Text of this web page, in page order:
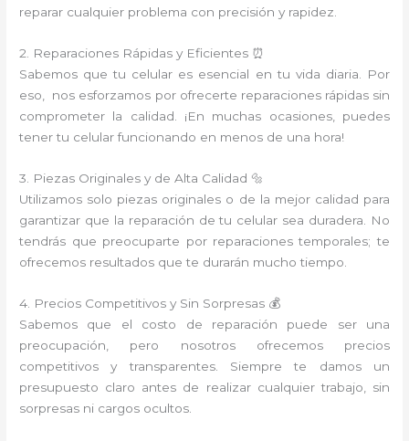
reparar cualquier problema con precisión y rapidez.
2. Reparaciones Rápidas y Eficientes ⏰
Sabemos que tu celular es esencial en tu vida diaria. Por
eso, nos esforzamos por ofrecerte reparaciones rápidas sin
comprometer la calidad. ¡En muchas ocasiones, puedes
tener tu celular funcionando en menos de una hora!
3. Piezas Originales y de Alta Calidad 🔩
Utilizamos solo piezas originales o de la mejor calidad para
garantizar que la reparación de tu celular sea duradera. No
tendrás que preocuparte por reparaciones temporales; te
ofrecemos resultados que te durarán mucho tiempo.
4. Precios Competitivos y Sin Sorpresas 💰
Sabemos que el costo de reparación puede ser una
preocupación, pero nosotros ofrecemos precios
competitivos y transparentes. Siempre te damos un
presupuesto claro antes de realizar cualquier trabajo, sin
sorpresas ni cargos ocultos.